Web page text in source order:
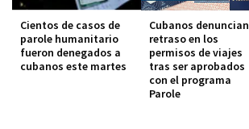
Cientos de casos de
parole humanitario
fueron denegados a
cubanos este martes
Cubanos denuncian
retraso en los
permisos de viajes
tras ser aprobados
con el programa
Parole